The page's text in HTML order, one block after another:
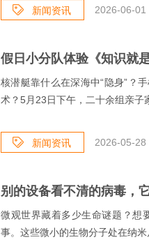
新闻资讯 2026-06-01
假日小分队体验《知识就
核潜艇靠什么在深海中“隐身”？
术？5月23日下午，二十余组亲子
新闻资讯 2026-05-28
别的设备看不清的病毒，
微观世界藏着多少生命谜题？想
事。这些微小的生物分子处在纳